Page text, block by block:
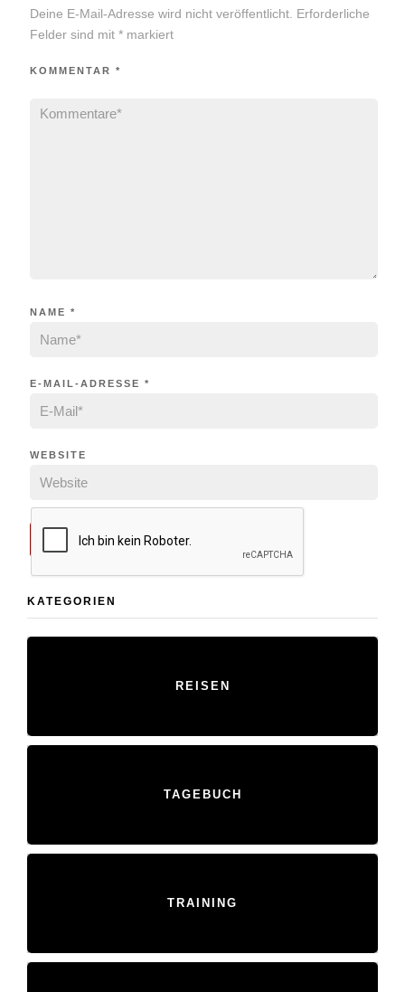
Deine E-Mail-Adresse wird nicht veröffentlicht. Erforderliche
Felder sind mit *markiert
KOMMENTAR *
NAME *
E-MAIL-ADRESSE *
WEBSITE
KATEGORIEN
REISEN
TAGEBUCH
TRAINING